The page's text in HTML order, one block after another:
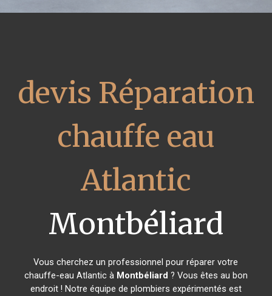
devis Réparation
chauffe eau
Atlantic
Montbéliard
Vous cherchez un professionnel pour réparer votre
chauffe-eau Atlantic à Montbéliard ? Vous êtes au bon
endroit ! Notre équipe de plombiers expérimentés est